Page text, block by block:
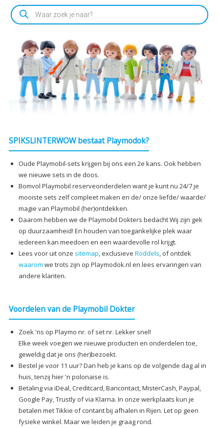
Producten
zoeken
SPIKSLINTERWOW bestaat Playmodok?
Oude Playmobil-sets krijgen bij ons een 2e kans. Ook hebben
we nieuwe sets in de doos.
Bomvol Playmobil reserveonderdelen want je kunt nu 24/7 je
mooiste sets zelf compleet maken en de/ onze liefde/ waarde/
magie van Playmobil (her)ontdekken.
Daarom hebben we de Playmobil Dokters bedacht Wij zijn gek
op duurzaamheid! En houden van toegankelijke plek waar
iedereen kan meedoen en een waardevolle rol krijgt.
Lees voor uit onze sitemap, exclusieve Roddels, of ontdek
waarom we trots zijn op Playmodok.nl en lees ervaringen van
andere klanten.
Voordelen van de Playmobil Dokter
Zoek 'ns op Playmo nr. of set nr. Lekker snel!
Elke week voegen we nieuwe producten en onderdelen toe,
geweldig dat je ons (her)bezoekt.
Bestel je voor 11 uur? Dan heb je kans op de volgende dag al in
huis, tenzij hier 'n polonaise is.
Betaling via iDeal, Creditcard, Bancontact, MisterCash, Paypal,
Google Pay, Trustly of via Klarna. In onze werkplaats kun je
betalen met Tikkie of contant bij afhalen in Rijen. Let op geen
fysieke winkel. Maar we leiden je graag rond.